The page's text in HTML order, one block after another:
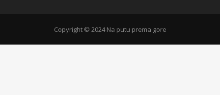
Copyright © 2024 Na putu prema gore